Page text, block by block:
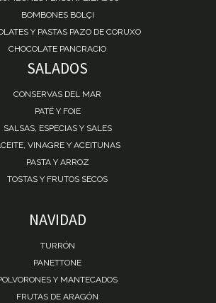
BOMBONES BOLÇI
Y PASTAS PAZO DE CORUXO
CHOCOLATE PANCRACIO
SALADOS
CONSERVAS DEL MAR
PATÉ Y FOIE
SALSAS, ESPECIAS Y SALES
VINAGRE Y ACEITUNAS
PASTA Y ARROZ
TOSTAS Y FRUTOS SECOS
NAVIDAD
TURRÓN
PANETTONE
Y MANTECADOS
FRUTAS DE ARAGÓN